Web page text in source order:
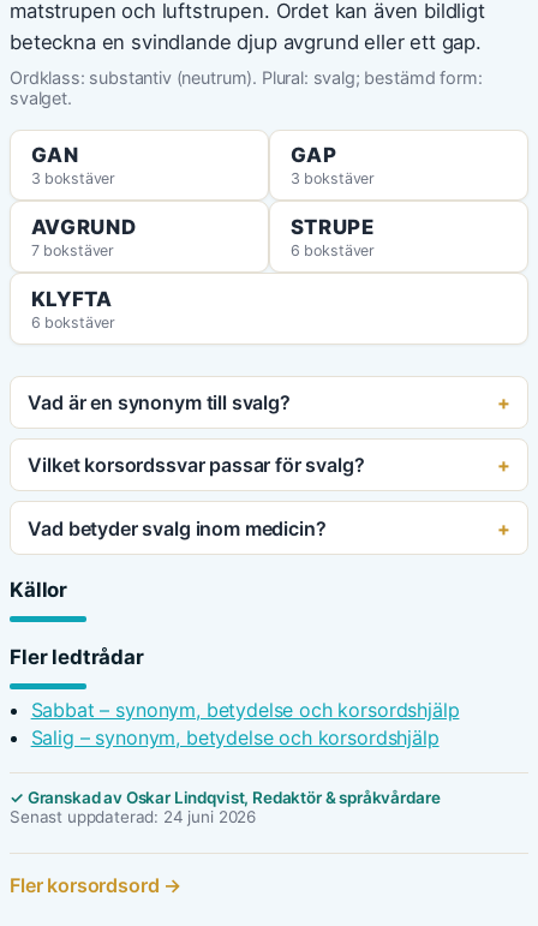
matstrupen och luftstrupen. Ordet kan även bildligt
beteckna en svindlande djup avgrund eller ett gap.
Ordklass: substantiv (neutrum). Plural: svalg; bestämd form:
svalget.
GAN
3 bokstäver
GAP
3 bokstäver
AVGRUND
7 bokstäver
STRUPE
6 bokstäver
KLYFTA
6 bokstäver
Vad är en synonym till svalg?
Vilket korsordssvar passar för svalg?
Vad betyder svalg inom medicin?
Källor
Fler ledtrådar
Sabbat – synonym, betydelse och korsordshjälp
Salig – synonym, betydelse och korsordshjälp
✓ Granskad av Oskar Lindqvist, Redaktör & språkvårdare
Senast uppdaterad: 24 juni 2026
Fler korsordsord →